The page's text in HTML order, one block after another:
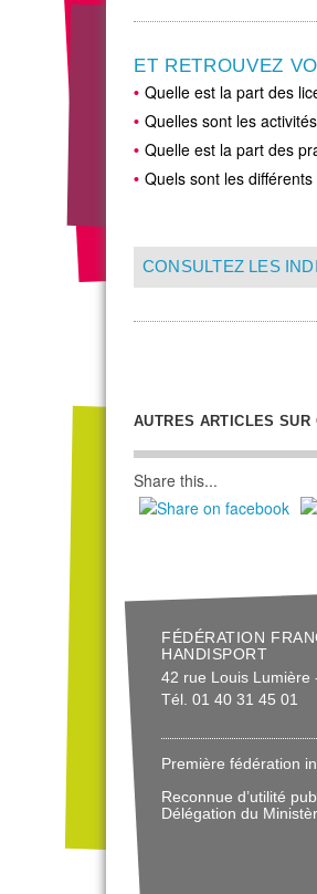
ET RETROUVEZ
Quelle est la part des
Quelles sont les
Quelle est la part des
Quels sont les
CONSULTEZ LES
AUTRES ARTICLES SUR
Share this...
FÉDÉRATION
HANDISPORT
42 rue Louis Lumière
Tél. 01 40 31 45 01
Première fédération
Reconnue d’utilité
Délégation du